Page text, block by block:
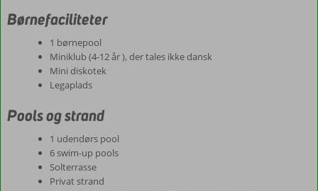
Børnefaciliteter
1 børnepool
Miniklub (4-12 år ), der tales ikke dansk
Mini diskotek
Legaplads
Pools og strand
1 udendørs pool
6 swim-up pools
Solterrasse
Privat strand